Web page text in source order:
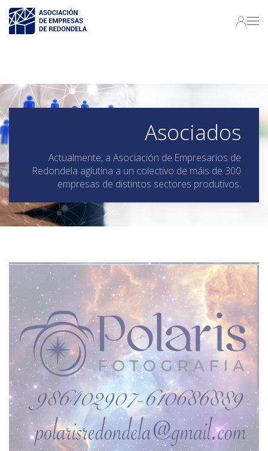
Asociados
Actualmente, a Asociación de Empresarios de
Redondela aglutina a un colectivo de máis de 300
empresas de distintos sectores produtivos.